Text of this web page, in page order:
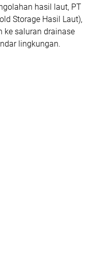
hasil laut, PT
Storage Hasil Laut),
ke saluran drainase
lingkungan.